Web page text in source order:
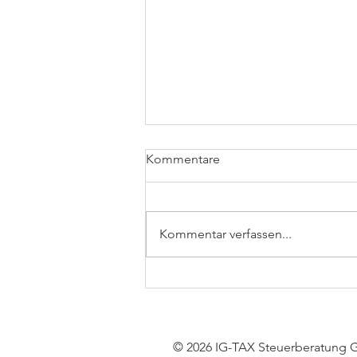
Kommentare
Kommentar verfassen...
© 2026 IG-TAX Steuerberatung